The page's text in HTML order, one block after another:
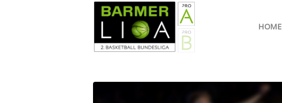
HOME